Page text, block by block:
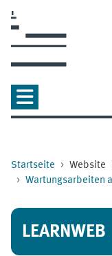
Startseite Website
Wartungsarbeiten
LEARNWEB